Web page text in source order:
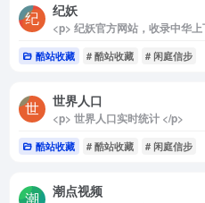
纪妖
酷站收藏 # 酷站收藏 # 闲庭信步
世界人口
<p> 世界人口实时统计 </p>
酷站收藏 # 酷站收藏 # 闲庭信步
潮点视频